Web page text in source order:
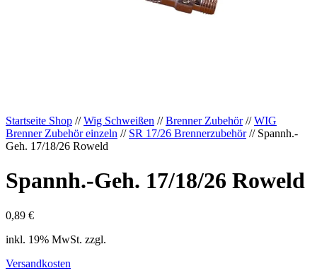
Startseite Shop //Wig Schweißen //Brenner Zubehör//WIG
Brenner Zubehör einzeln // SR 17/26 Brennerzubehör// Spannh.-
Geh. 17/18/26 Roweld
Spannh.-Geh. 17/18/26 Roweld
0,89 €
inkl. 19% MwSt. zzgl.
Versandkosten